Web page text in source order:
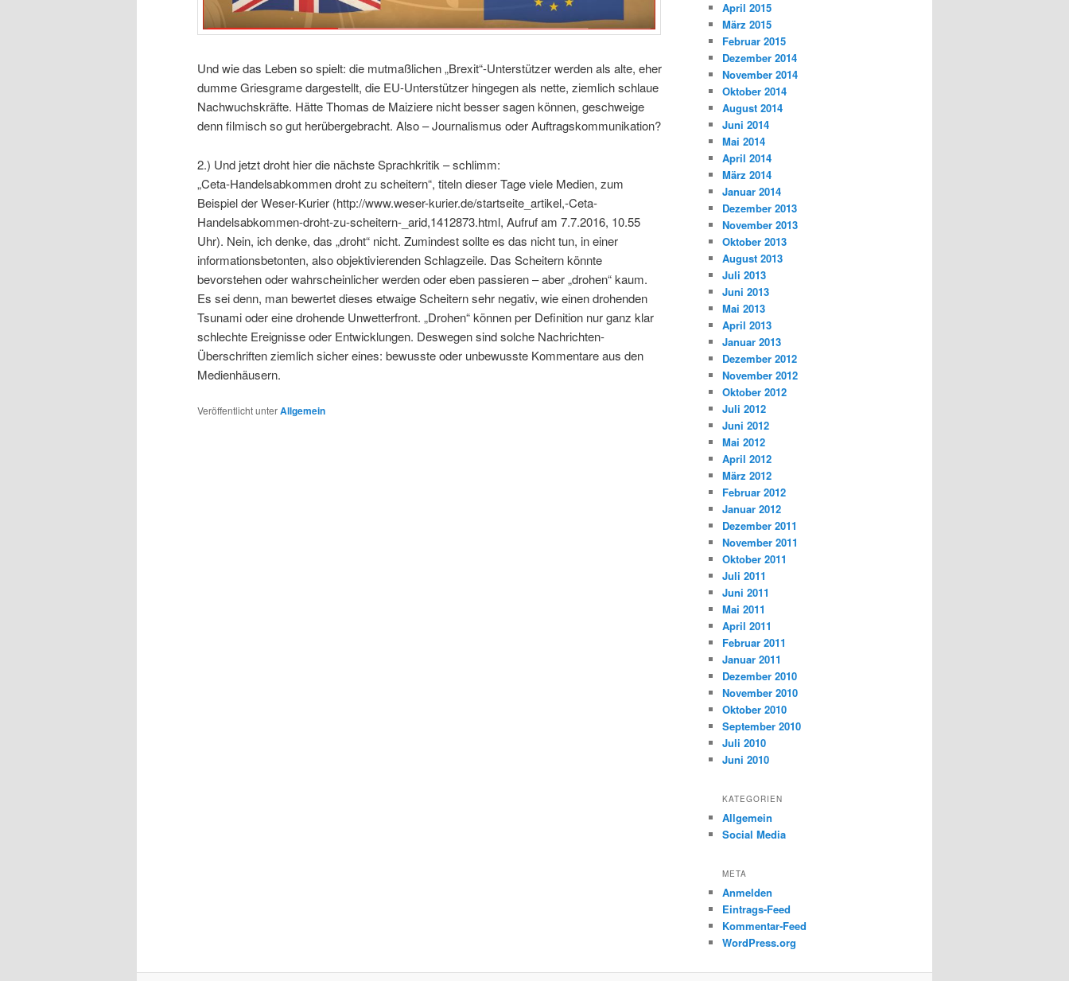
Und wie das Leben so spielt: die mutmaßlichen „Brexit“-Unterstützer werden als alte, eher
dumme Griesgrame dargestellt, die EU-Unterstützer hingegen als nette, ziemlich schlaue
Nachwuchskräfte. Hätte Thomas de Maiziere nicht besser sagen können, geschweige
denn filmisch so gut herübergebracht. Also – Journalismus oder Auftragskommunikation?
2.) Und jetzt droht hier die nächste Sprachkritik – schlimm:
„Ceta-Handelsabkommen droht zu scheitern“, titeln dieser Tage viele Medien, zum
Beispiel der Weser-Kurier (http://www.weser-kurier.de/startseite_artikel,-Ceta-
Handelsabkommen-droht-zu-scheitern-_arid,1412873.html, Aufruf am 7.7.2016, 10.55
Uhr). Nein, ich denke, das „droht“ nicht. Zumindest sollte es das nicht tun, in einer
informationsbetonten, also objektivierenden Schlagzeile. Das Scheitern könnte
bevorstehen oder wahrscheinlicher werden oder eben passieren – aber „drohen“ kaum.
Es sei denn, man bewertet dieses etwaige Scheitern sehr negativ, wie einen drohenden
Tsunami oder eine drohende Unwetterfront. „Drohen“ können per Definition nur ganz klar
schlechte Ereignisse oder Entwicklungen. Deswegen sind solche Nachrichten-
Überschriften ziemlich sicher eines: bewusste oder unbewusste Kommentare aus den
Medienhäusern.
Veröffentlicht unterAllgemein
April 2015
März 2015
Februar 2015
Dezember 2014
November 2014
Oktober 2014
August 2014
Juni 2014
Mai 2014
April 2014
März 2014
Januar 2014
Dezember 2013
November 2013
Oktober 2013
August 2013
Juli 2013
Juni 2013
Mai 2013
April 2013
Januar 2013
Dezember 2012
November 2012
Oktober 2012
Juli 2012
Juni 2012
Mai 2012
April 2012
März 2012
Februar 2012
Januar 2012
Dezember 2011
November 2011
Oktober 2011
Juli 2011
Juni 2011
Mai 2011
April 2011
Februar 2011
Januar 2011
Dezember 2010
November 2010
Oktober 2010
September 2010
Juli 2010
Juni 2010
KATEGORIEN
Allgemein
Social Media
META
Anmelden
Eintrags-Feed
Kommentar-Feed
WordPress.org